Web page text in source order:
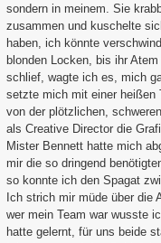
sondern in meinem. Sie
zusammen und kuschelte
haben, ich könnte
blonden Locken, bis ihr
schlief, wagte ich es, mich
setzte mich mit einer heißen
von der plötzlichen,
als Creative Director die
Mister Bennett hatte mich
mir die so dringend
so konnte ich den Spagat
Ich strich mir müde über die
wer mein Team war wusste
hatte gelernt, für uns beide